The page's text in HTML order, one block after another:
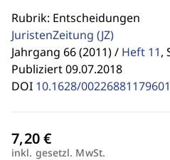
Rubrik: Entscheidungen
JuristenZeitung (JZ)
Jahrgang 66 (2011) / Heft 11,
Publiziert 09.07.2018
DOI 10.1628/
inkl. gesetzl. MwSt.